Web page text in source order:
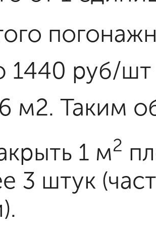
1440 руб/шт
м2. Таким
1 м2
3 штук